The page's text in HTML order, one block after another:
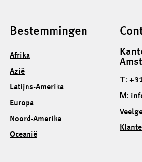
Bestemmingen
Afrika
Azië
Latijns-Amerika
Europa
Noord-Amerika
Oceanië
T:
M: